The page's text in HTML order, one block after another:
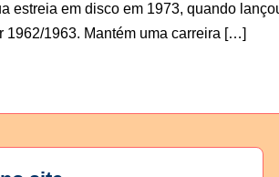
estreia em disco em 1973, quando
1962/1963. Mantém uma carreira […]